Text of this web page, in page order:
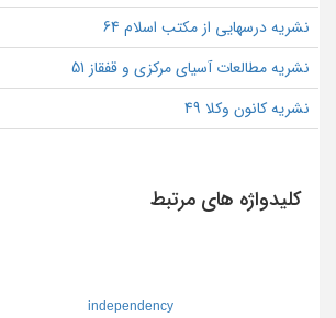
نشریه درسهایی از مکتب اسلام 64
نشریه مطالعات آسیای مرکزی و قفقاز 51
نشریه کانون وکلا 49
کلیدواژه های مرتبط
independency